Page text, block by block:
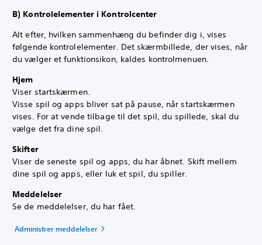
B) Kontrolelementer i Kontrolcenter
Alt efter, hvilken sammenhæng du befinder dig i, vises
følgende kontrolelementer. Det skærmbillede, der vises, når
du vælger et funktionsikon, kaldes kontrolmenuen.
Hjem
Viser startskærmen.
Visse spil og apps bliver sat på pause, når startskærmen
vises. For at vende tilbage til det spil, du spillede, skal du
vælge det fra dine spil.
Skifter
Viser de seneste spil og apps, du har åbnet. Skift mellem
dine spil og apps, eller luk et spil, du spiller.
Meddelelser
Se de meddelelser, du har fået.
Administrer meddelelser